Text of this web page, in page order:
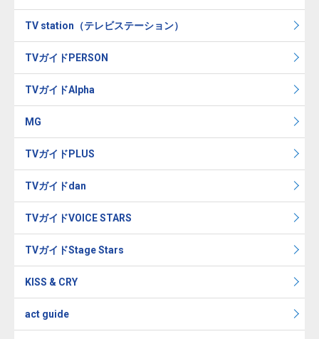
TV station（テレビステーション）
TVガイドPERSON
TVガイドAlpha
MG
TVガイドPLUS
TVガイドdan
TVガイドVOICE STARS
TVガイドStage Stars
KISS & CRY
act guide